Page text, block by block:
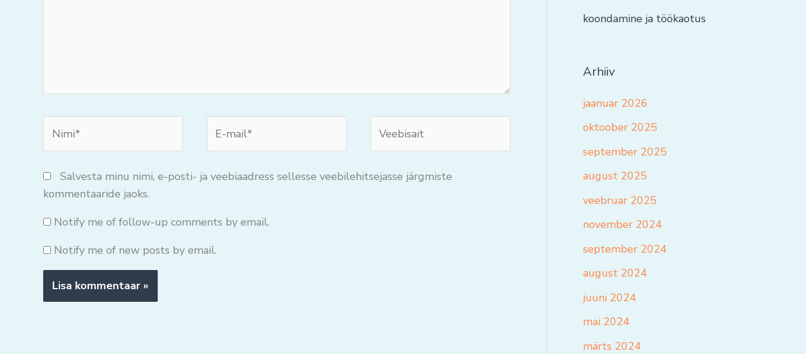
mail*
Salvesta minu nimi, e-posti- ja veebiaadress sellesse veebilehitsejasse järgmiste
kommentaaride jaoks.
Notify me of follow-up comments by email.
Notify me of new posts by email.
koondamine ja töökaotus
Arhiiv
jaanuar 2026
oktoober 2025
september 2025
august 2025
veebruar 2025
november 2024
september 2024
august 2024
juuni 2024
mai 2024
märts 2024